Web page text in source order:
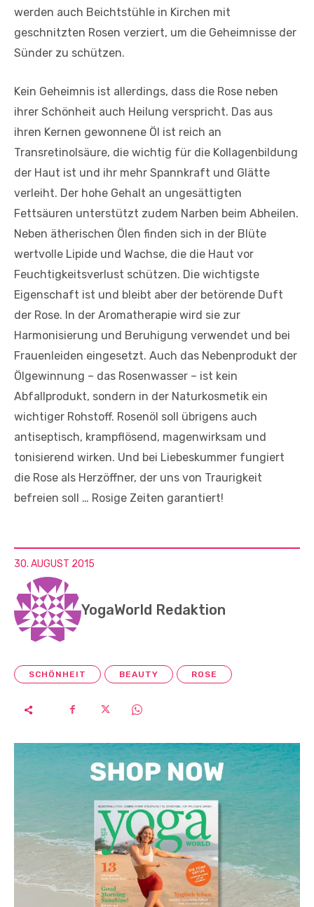
werden auch Beichtstühle in Kirchen mit
geschnitzten Rosen verziert, um die Geheimnisse der
Sünder zu schützen.
Kein Geheimnis ist allerdings, dass die Rose neben
ihrer Schönheit auch Heilung verspricht. Das aus
ihren Kernen gewonnene Öl ist reich an
Transretinolsäure, die wichtig für die Kollagenbildung
der Haut ist und ihr mehr Spannkraft und Glätte
verleiht. Der hohe Gehalt an ungesättigten
Fettsäuren unterstützt zudem Narben beim Abheilen.
Neben ätherischen Ölen finden sich in der Blüte
wertvolle Lipide und Wachse, die die Haut vor
Feuchtigkeitsverlust schützen. Die wichtigste
Eigenschaft ist und bleibt aber der betörende Duft
der Rose. In der Aromatherapie wird sie zur
Harmonisierung und Beruhigung verwendet und bei
Frauenleiden eingesetzt. Auch das Nebenprodukt der
Ölgewinnung – das Rosenwasser – ist kein
Abfallprodukt, sondern in der Naturkosmetik ein
wichtiger Rohstoff. Rosenöl soll übrigens auch
antiseptisch, krampflösend, magenwirksam und
tonisierend wirken. Und bei Liebeskummer fungiert
die Rose als Herzöffner, der uns von Traurigkeit
befreien soll … Rosige Zeiten garantiert!
30. AUGUST 2015
YogaWorld Redaktion
SCHÖNHEIT BEAUTY ROSE